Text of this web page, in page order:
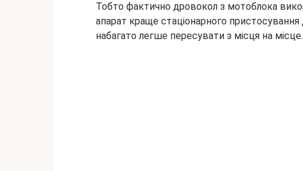
Тобто фактично дровокол з мотоблока
апарат краще стаціонарного
набагато легше пересувати з місця на місце.